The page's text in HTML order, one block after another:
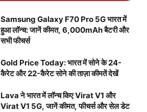
Samsung Galaxy F70 Pro 5G भारत में
हुआ लॉन्च: जानें कीमत, 6,000mAh बैटरी और
सभी फीचर्स
Gold Price Today: भारत में सोने के 24-
कैरेट और 22-कैरेट सोने की ताज़ा कीमतें देखें
Lava ने भारत में लॉन्च किए Virat V1 और
Virat V1 5G, जानें कीमत, फीचर्स और सेल डेट